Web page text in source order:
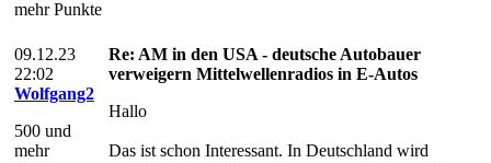
mehr Punkte
09.12.23
22:02
Wolfgang2
500 und
mehr
Re: AM in den USA - deutsche Autobauer
verweigern Mittelwellenradios in E-Autos
Hallo
Das ist schon Interessant. In Deutschland wird